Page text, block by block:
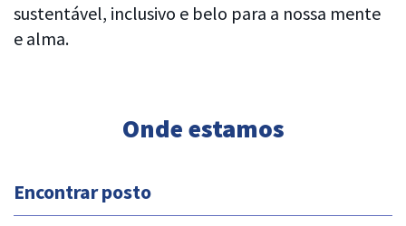
sustentável, inclusivo e belo para a nossa mente
e alma.
Onde estamos
Encontrar posto